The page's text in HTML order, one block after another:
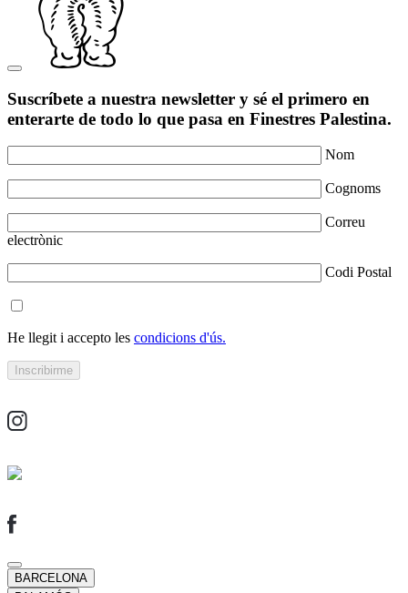
Suscríbete a nuestra newsletter y sé el primero en
enterarte de todo lo que pasa en Finestres Palestina.
Nom
Cognoms
Correu
electrònic
Codi Postal
He llegit i accepto les condicions d'ús.
BARCELONA